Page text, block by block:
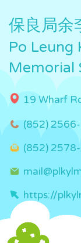
保良局余
Po Leung
Memorial
19 Wharf
(852)
(852)
https://